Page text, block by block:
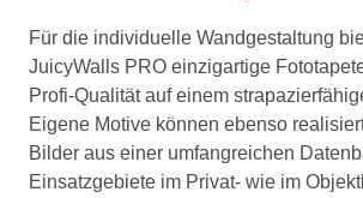
Für die individuelle Wandgestaltung
JuicyWalls PRO einzigartige
Profi-Qualität auf einem
Eigene Motive können ebenso
Bilder aus einer umfangreichen
Einsatzgebiete im Privat- wie im